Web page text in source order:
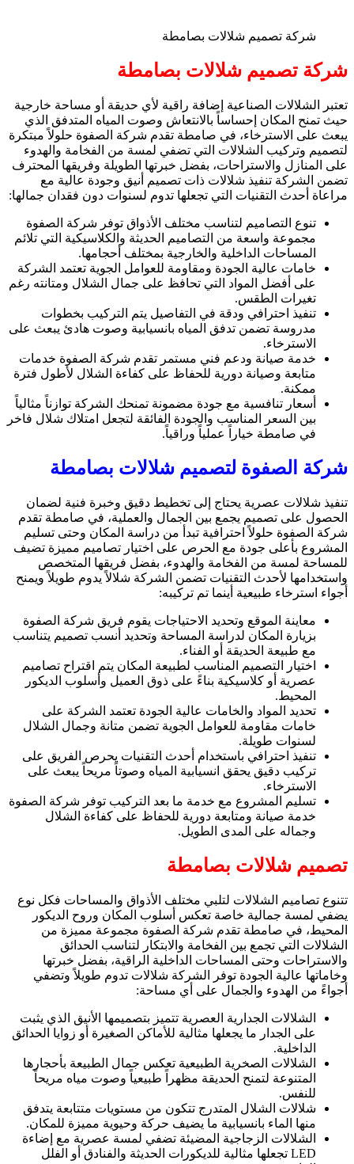
شركة تصميم شلالات بصامطة
شركة تصميم شلالات بصامطة
تعتبر الشلالات الصناعية إضافة راقية لأي حديقة أو مساحة خارجية
حيث تمنح المكان إحساساً بالانتعاش وصوت المياه المتدفق الذي
يبعث على الاسترخاء، في صامطة تقدم شركة الصفوة حلولاً مبتكرة
لتصميم وتركيب الشلالات التي تضفي لمسة من الفخامة والهدوء
على المنازل والاستراحات، بفضل خبرتها الطويلة وفريقها المحترف
تضمن الشركة تنفيذ شلالات ذات تصميم أنيق وجودة عالية مع
مراعاة أحدث التقنيات التي تجعلها تدوم لسنوات دون فقدان جمالها:
تنوع التصاميم لتناسب مختلف الأذواق توفر شركة الصفوة
مجموعة واسعة من التصاميم الحديثة والكلاسيكية التي تلائم
المساحات الداخلية والخارجية بمختلف أحجامها.
خامات عالية الجودة ومقاومة للعوامل الجوية تعتمد الشركة
على أفضل المواد التي تحافظ على جمال الشلال ومتانته رغم
تغيرات الطقس.
تنفيذ احترافي ودقة في التفاصيل يتم التركيب بخطوات
مدروسة تضمن تدفق المياه بانسيابية وصوت هادئ يبعث على
الاسترخاء.
خدمة صيانة ودعم فني مستمر تقدم شركة الصفوة خدمات
متابعة وصيانة دورية للحفاظ على كفاءة الشلال لأطول فترة
ممكنة.
أسعار تنافسية مع جودة مضمونة تمنحك الشركة توازناً مثالياً
بين السعر المناسب والجودة الفائقة لتجعل امتلاك شلال فاخر
في صامطة خياراً عملياً وراقياً.
شركة الصفوة لتصميم شلالات بصامطة
تنفيذ شلالات عصرية يحتاج إلى تخطيط دقيق وخبرة فنية لضمان
الحصول على تصميم يجمع بين الجمال والعملية، في صامطة تقدم
شركة الصفوة حلولاً احترافية تبدأ من دراسة المكان وحتى تسليم
المشروع بأعلى جودة مع الحرص على اختيار تصاميم مميزة تضيف
للمساحة لمسة من الفخامة والهدوء، بفضل فريقها المتخصص
واستخدامها لأحدث التقنيات تضمن الشركة شلالاً يدوم طويلاً ويمنح
أجواء استرخاء طبيعية أينما تم تركيبه:
معاينة الموقع وتحديد الاحتياجات يقوم فريق شركة الصفوة
بزيارة المكان لدراسة المساحة وتحديد أنسب تصميم يتناسب
مع طبيعة الحديقة أو الفناء.
اختيار التصميم المناسب لطبيعة المكان يتم اقتراح تصاميم
عصرية أو كلاسيكية بناءً على ذوق العميل وأسلوب الديكور
المحيط.
تحديد المواد والخامات عالية الجودة تعتمد الشركة على
خامات مقاومة للعوامل الجوية تضمن متانة وجمال الشلال
لسنوات طويلة.
تنفيذ احترافي باستخدام أحدث التقنيات يحرص الفريق على
تركيب دقيق يحقق انسيابية المياه وصوتاً مريحاً يبعث على
الاسترخاء.
تسليم المشروع مع خدمة ما بعد التركيب توفر شركة الصفوة
خدمة صيانة ومتابعة دورية للحفاظ على كفاءة الشلال
وجماله على المدى الطويل.
تصميم شلالات بصامطة
تتنوع تصاميم الشلالات لتلبي مختلف الأذواق والمساحات فكل نوع
يضفي لمسة جمالية خاصة تعكس أسلوب المكان وروح الديكور
المحيط، في صامطة تقدم شركة الصفوة مجموعة مميزة من
الشلالات التي تجمع بين الفخامة والابتكار لتناسب الحدائق
والاستراحات وحتى المساحات الداخلية الراقية، بفضل خبرتها
وخاماتها عالية الجودة توفر الشركة شلالات تدوم طويلاً وتضفي
أجواءً من الهدوء والجمال على أي مساحة:
الشلالات الجدارية العصرية تتميز بتصميمها الأنيق الذي يثبت
على الجدار ما يجعلها مثالية للأماكن الصغيرة أو زوايا الحدائق
الداخلية.
الشلالات الصخرية الطبيعية تعكس جمال الطبيعة بأحجارها
المتنوعة لتمنح الحديقة مظهراً طبيعياً وصوت مياه مريحاً
للنفس.
شلالات الشلال المتدرج تتكون من مستويات متتابعة يتدفق
منها الماء بانسيابية ما يضيف حركة وحيوية مميزة للمكان.
الشلالات الزجاجية المضيئة تضفي لمسة عصرية مع إضاءة
LED تجعلها مثالية للديكورات الحديثة والفنادق أو الفلل